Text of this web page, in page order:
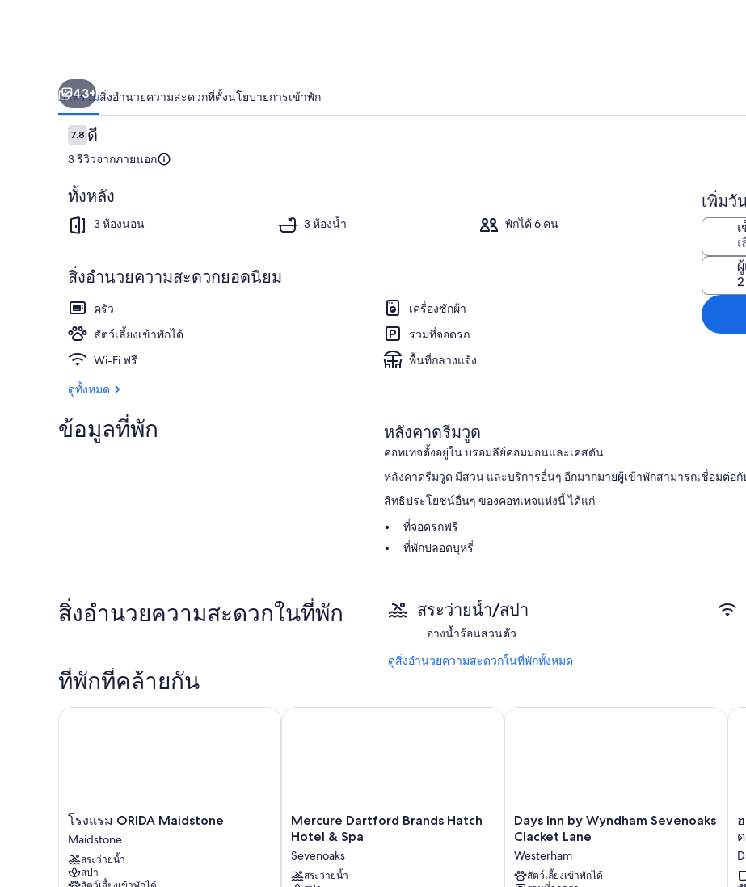
คอทเทจ | 3 ห้องนอน, Wi-Fi ฟรี, ห้องพักตกแต่งอย่างมีเอกลักษณ์, ตกแต่งพิเศษโดยเฉพาะ
43+
ภาพรวมสิ่งอำนวยความสะดวกที่ตั้งนโยบายการเข้าพัก
รีวิว
7.87.8 จาก 10
ดี
3 รีวิวจากภายนอก
ทั้งหลัง
3 ห้องนอน 3 ห้องน้ำ พักได้ 6 คน
สิ่งอำนวยความสะดวกยอดนิยม
ครัว
เครื่องซักผ้า
สัตว์เลี้ยงเข้าพักได้
รวมที่จอดรถ
Wi-Fi ฟรี
พื้นที่กลางแจ้ง
ดูทั้งหมด
เพิ่มวั
ข้อมูลที่พัก หลังคาดรีมวูด
คอทเทจตั้งอยู่ใน บรอมลีย์คอมมอนและเคสตัน
หลังคาดรีมวูด มีสวน และบริการอื่นๆ อีกมากมายผู้เข้าพักสามารถเชื่อมต่อ
สิทธิประโยชน์อื่นๆ ของคอทเทจแห่งนี้ ได้แก่
ที่จอดรถฟรี
ที่พักปลอดบุหรี่
ห้องพักทั้งหมดเป็นห้องที่ตกแต่งพิเศษโดยเฉพาะ และครบครันด้วยสิ่งอำนว
Wi-Fi ฟรี
สิ่งอำนวยความสะดวกอื่นๆ ภายในห้องพักได้แก่
3 ห้องน้ำพร้อมฝักบัว
สิ่งอำนวยความสะดวกในที่พัก สระว่ายน้ำ/สปา
อ่างน้ำร้อนส่วนตัว
ดูสิ่งอำนวยความสะดวกในที่พักทั้งหมด
ที่พักที่คล้ายกัน
โรงแรม
ORIDA
Maidstone
Maidstone
โรงแรม ORIDA Maidstone
Maidstone
สระว่ายน้ำ
สปา
โรงแรม ORIDA Maidstone
Mercure
Dartford
Hatch
Hotel
Mercure Dartford Brands Hatch
Hotel & Spa
Sevenoaks
สระว่ายน้ำ
Mercure Dartford Brands Hatch Hotel & Spa
Days
Inn
Wyndham
Sevenoaks
Days Inn by Wyndham Sevenoaks
Clacket Lane
Westerham
สัตว์เลี้ยงเข้าพักได้
Days Inn by Wyndham Sevenoaks Clacket
ลิ
ฮอ